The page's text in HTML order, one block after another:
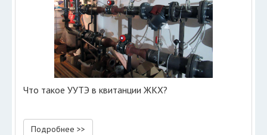
Что такое УУТЭ в квитанции ЖКХ?
Подробнее >>